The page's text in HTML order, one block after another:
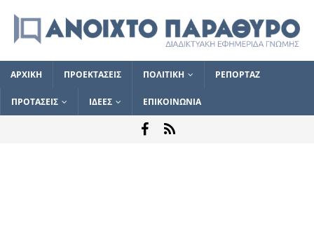
ΑΡΧΙΚΗ ΠΡΟΕΚΤΑΣΕΙΣ ΠΟΛΙΤΙΚΗ ΡΕΠΟΡΤΑΖ
ΠΡΟΤΑΣΕΙΣ ΙΔΕΕΣ ΕΠΙΚΟΙΝΩΝΙΑ